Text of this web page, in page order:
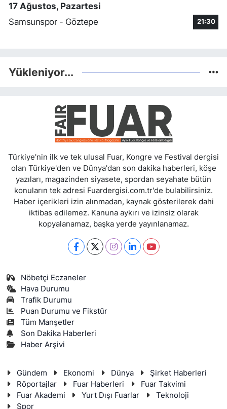
17 Ağustos, Pazartesi
Samsunspor - Göztepe
21:30
Yükleniyor...
Türkiye'nin ilk ve tek ulusal Fuar, Kongre ve Festival dergisi
olan Türkiye'den ve Dünya'dan son dakika haberleri, köşe
yazıları, magazinden siyasete, spordan seyahate bütün
konuların tek adresi Fuardergisi.com.tr'de bulabilirsiniz.
Haber içerikleri izin alınmadan, kaynak gösterilerek dahi
iktibas edilemez. Kanuna aykırı ve izinsiz olarak
kopyalanamaz, başka yerde yayınlanamaz.
Nöbetçi Eczaneler
Hava Durumu
Trafik Durumu
Puan Durumu ve Fikstür
Tüm Manşetler
Son Dakika Haberleri
Haber Arşivi
Gündem Ekonomi Dünya
Şirket Haberleri
Röportajlar
Fuar Haberleri
Fuar Takvimi
Fuar Akademi
Yurt Dışı Fuarlar
Teknoloji
Spor